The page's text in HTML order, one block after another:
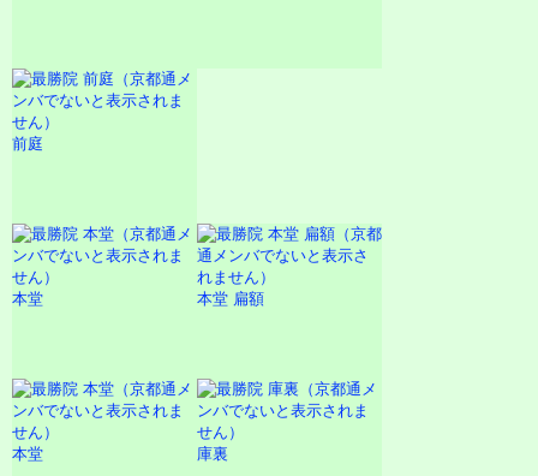
前庭
本堂 本堂 扁額
本堂 庫裏